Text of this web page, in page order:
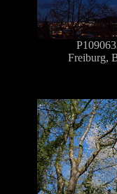
Freiburg,